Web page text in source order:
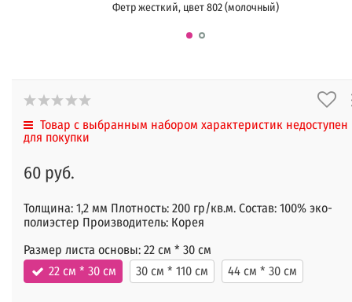
Фетр жесткий, цвет 802 (молочный)
Товар с выбранным набором характеристик недоступен
для покупки
60 руб.
Толщина: 1,2 мм Плотность: 200 гр/кв.м. Состав: 100% эко-
полиэстер Производитель: Корея
Размер листа основы: 22 см * 30 см
22 см * 30 см
30 см * 110 см 44 см * 30 см